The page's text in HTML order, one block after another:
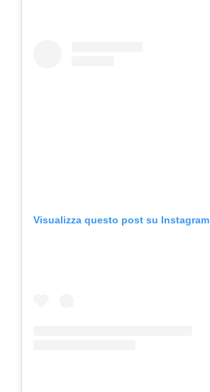
Visualizza questo post su Instagram